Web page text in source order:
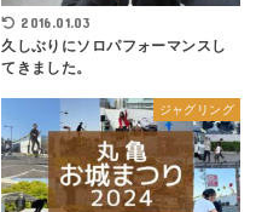
2016.01.03
久しぶりにソロパフォーマンスし
てきました。
ジャグリング